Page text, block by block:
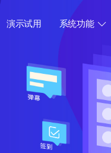
演示试用 系统功能